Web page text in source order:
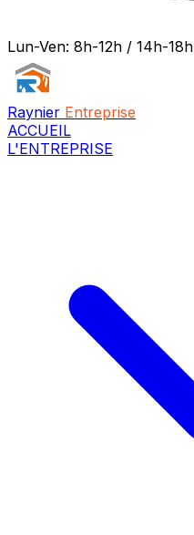
Lun-Ven: 8h-12h / 14h-18h
Raynier Entreprise
ACCUEIL
L'ENTREPRISE